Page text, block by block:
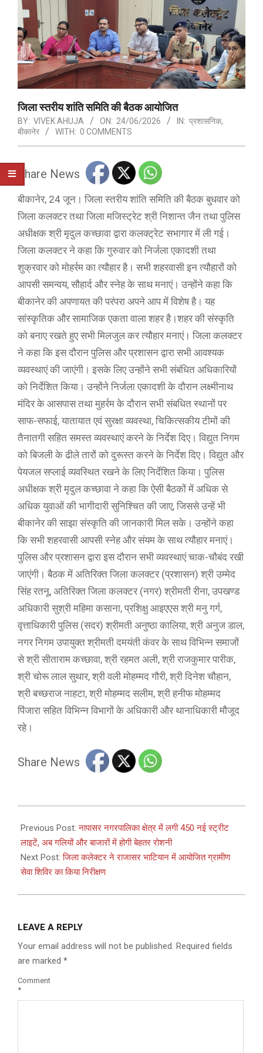
जिला स्तरीय शांति समिति की बैठक आयोजित
BY: VIVEK AHUJA ON: 24/06/2026 IN: प्रशासनिक,
बीकानेर
WITH: 0 COMMENTS
Share News
बीकानेर, 24 जून। जिला स्तरीय शांति समिति की बैठक बुधवार को
जिला कलक्टर तथा जिला मजिस्ट्रेट श्री निशान्त जैन तथा पुलिस
अधीक्षक श्री मृदुल कच्छावा द्वारा कलक्ट्रेट सभागार में ली गई।
जिला कलक्टर ने कहा कि गुरुवार को निर्जला एकादशी तथा
शुक्रवार को मोहर्रम का त्यौहार है। सभी शहरवासी इन त्यौहारों को
आपसी समन्वय, सौहार्द और स्नेह के साथ मनाएं। उन्होंने कहा कि
बीकानेर की अपणायत की परंपरा अपने आप में विशेष है। यह
सांस्कृतिक और सामाजिक एकता वाला शहर है।शहर की संस्कृति
को बनाए रखते हुए सभी मिलजुल कर त्यौहार मनाएं। जिला कलक्टर
ने कहा कि इस दौरान पुलिस और प्रशासन द्वारा सभी आवश्यक
व्यवस्थाएं की जाएंगी। इसके लिए उन्होंने सभी संबंधित अधिकारियों
को निर्देशित किया। उन्होंने निर्जला एकादशी के दौरान लक्ष्मीनाथ
मंदिर के आसपास तथा मुहर्रम के दौरान सभी संबधित स्थानों पर
साफ-सफाई, यातायात एवं सुरक्षा व्यवस्था, चिकित्सकीय टीमों की
तैनातगी सहित समस्त व्यवस्थाएं करने के निर्देश दिए। विद्युत निगम
को बिजली के ढीले तारों को दुरूस्त करने के निर्देश दिए। विद्युत और
पेयजल सप्लाई व्यवस्थित रखने के लिए निर्देशित किया। पुलिस
अधीक्षक श्री मृदुल कच्छावा ने कहा कि ऐसी बैठकों में अधिक से
अधिक युवाओं की भागीदारी सुनिश्चित की जाए, जिससे उन्हें भी
बीकानेर की साझा संस्कृति की जानकारी मिल सके। उन्होंने कहा
कि सभी शहरवासी आपसी स्नेह और संयम के साथ त्यौहार मनाएं।
पुलिस और प्रशासन द्वारा इस दौरान सभी व्यवस्थाएं चाक-चौबंद रखी
जाएंगी। बैठक में अतिरिक्त जिला कलक्टर (प्रशासन) श्री उम्मेद
सिंह रतनू, अतिरिक्त जिला कलक्टर (नगर) श्रीमती रीना, उपखण्ड
अधिकारी सुश्री महिमा कसाना, प्रशिक्षु आइएएस श्री मनु गर्ग,
वृत्ताधिकारी पुलिस (सदर) श्रीमती अनुष्ठा कालिया, श्री अनुज डाल,
नगर निगम उपायुक्त श्रीमती दमयंती कंवर के साथ विभिन्न समाजों
से श्री सीताराम कच्छावा, श्री रहमत अली, श्री राजकुमार पारीक,
श्री चोरू लाल सुथार, श्री वली मोहम्मद गौरी, श्री दिनेश चौहान,
श्री बच्छराज नाहटा, श्री मोहम्मद सलीम, श्री हनीफ मोहम्मद
पिंजारा सहित विभिन्न विभागों के अधिकारी और थानाधिकारी मौजूद
रहे।
Share News
06-
24
Previous Post:नापासर नगरपालिका क्षेत्र में लगी 450 नई स्ट्रीट
लाइटें, अब गलियों और बाजारों में होगी बेहतर रोशनी
Next Post:जिला कलेक्टर ने राजासर भाटियान में आयोजित ग्रामीण
सेवा शिविर का किया निरीक्षण
LEAVE A REPLY
Your email address will not be published. Required fields
are marked *
Comment
*